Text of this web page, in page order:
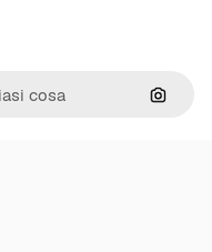
Cerca